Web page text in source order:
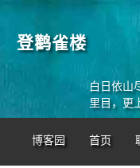
登鹳雀楼
白日依山
里目，更
博客园 首页